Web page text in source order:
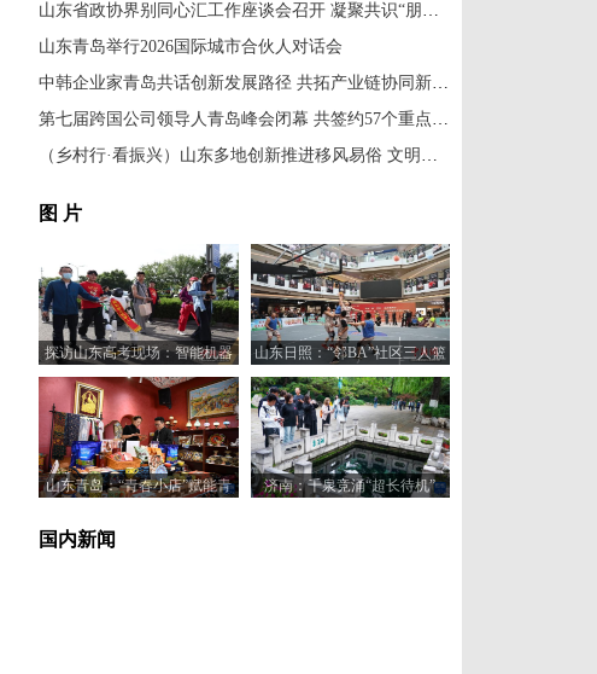
山东省政协界别同心汇工作座谈会召开 凝聚共识“朋友圈”
山东青岛举行2026国际城市合伙人对话会
中韩企业家青岛共话创新发展路径 共拓产业链协同新机遇
第七届跨国公司领导人青岛峰会闭幕 共签约57个重点项目
（乡村行·看振兴）山东多地创新推进移风易俗 文明新风吹进千家万户
图 片
探访山东高考现场：智能机器
人“趣味护考”
山东日照：“邻BA”社区三人篮
球赛火热开打
山东青岛：“青春小店”赋能青
济南：千泉竞涌“超长待机”
国内新闻